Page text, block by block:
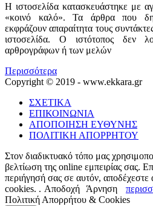
Η ιστοσελίδα κατασκευάστηκε με
«κοινό καλό». Τα άρθρα που
εκφράζουν απαραίτητα τους
ιστοσελίδα. Ο ιστότοπος δεν
αρθρογράφων ή των μελών
Περισσότερα
Copyright © 2019 - www.ekkara.gr
ΣΧΕΤΙΚΑ
ΕΠΙΚΟΙΝΩΝΙΑ
ΑΠΟΠΟΙΗΣΗ ΕΥΘΥΝΗΣ
ΠΟΛΙΤΙΚΗ ΑΠΟΡΡΗΤΟΥ
Στον διαδικτυακό τόπο μας
βελτίωση της online εμπειρίας σας.
περιήγησή σας σε αυτόν,
cookies. . Αποδοχή Άρνηση
Πολιτική Απορρήτου & Cookies